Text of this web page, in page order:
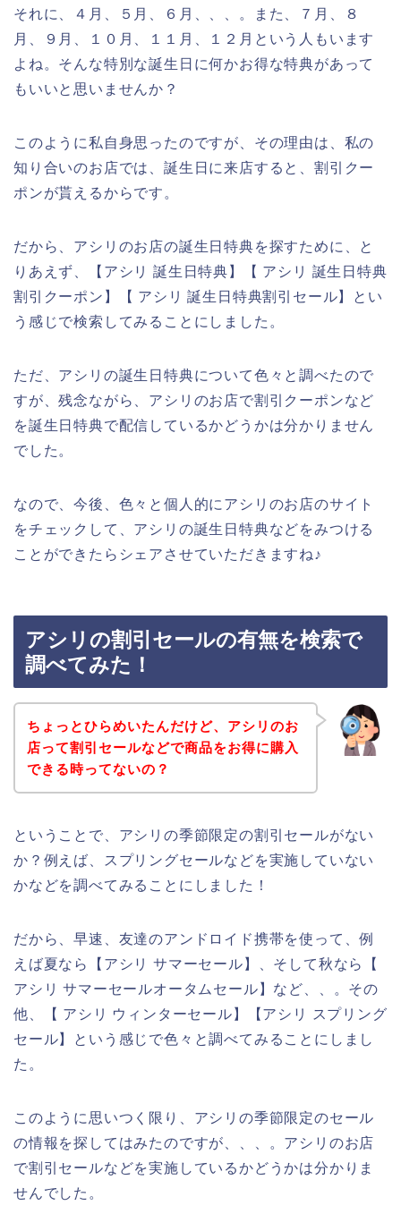
それに、４月、５月、６月、、、。また、７月、８
月、９月、１０月、１１月、１２月という人もいます
よね。そんな特別な誕生日に何かお得な特典があって
もいいと思いませんか？
このように私自身思ったのですが、その理由は、私の
知り合いのお店では、誕生日に来店すると、割引クー
ポンが貰えるからです。
だから、アシリのお店の誕生日特典を探すために、と
りあえず、【アシリ 誕生日特典】【 アシリ 誕生日特典
割引クーポン】【 アシリ 誕生日特典割引セール】とい
う感じで検索してみることにしました。
ただ、アシリの誕生日特典について色々と調べたので
すが、残念ながら、アシリのお店で割引クーポンなど
を誕生日特典で配信しているかどうかは分かりません
でした。
なので、今後、色々と個人的にアシリのお店のサイト
をチェックして、アシリの誕生日特典などをみつける
ことができたらシェアさせていただきますね♪
アシリの割引セールの有無を検索で
調べてみた！
ちょっとひらめいたんだけど、アシリのお
店って割引セールなどで商品をお得に購入
できる時ってないの？
ということで、アシリの季節限定の割引セールがない
か？例えば、スプリングセールなどを実施していない
かなどを調べてみることにしました！
だから、早速、友達のアンドロイド携帯を使って、例
えば夏なら【アシリ サマーセール】、そして秋なら【
アシリ サマーセールオータムセール】など、、。その
他、【 アシリ ウィンターセール】【アシリ スプリング
セール】という感じで色々と調べてみることにしまし
た。
このように思いつく限り、アシリの季節限定のセール
の情報を探してはみたのですが、、、。アシリのお店
で割引セールなどを実施しているかどうかは分かりま
せんでした。